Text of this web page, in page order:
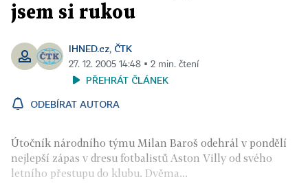
jsem si rukou
IHNED.cz, ČTK
27. 12. 2005 14:48 ▪ 2 min. čtení
PŘEHRÁT ČLÁNEK
ODEBÍRAT AUTORA
Útočník národního týmu Milan Baroš odehrál v pondělí
nejlepší zápas v dresu fotbalistů Aston Villy od svého
letního přestupu do klubu. Dvěma...